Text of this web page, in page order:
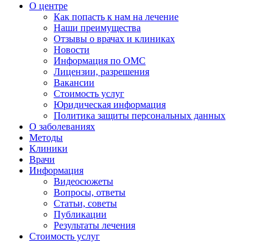
О центре
Как попасть к нам на лечение
Наши преимущества
Отзывы о врачах и клиниках
Новости
Информация по ОМС
Лицензии, разрешения
Вакансии
Стоимость услуг
Юридическая информация
Политика защиты персональных данных
О заболеваниях
Методы
Клиники
Врачи
Информация
Видеосюжеты
Вопросы, ответы
Статьи, советы
Публикации
Результаты лечения
Стоимость услуг